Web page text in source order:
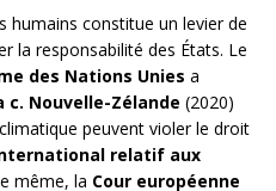
humains constitue un levier de
la responsabilité des États. Le
des Nations Unies a
c. Nouvelle-Zélande (2020)
peuvent violer le droit
relatif aux
même, la Cour européenne